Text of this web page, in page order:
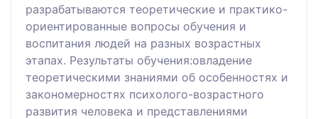
разрабатываются теоретические и практико-
ориентированные вопросы обучения и
воспитания людей на разных возрастных
этапах. Результаты обучения:овладение
теоретическими знаниями об особенностях и
закономерностях психолого-возрастного
развития человека и представлениями